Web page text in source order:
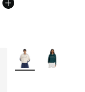
Weitere Farben